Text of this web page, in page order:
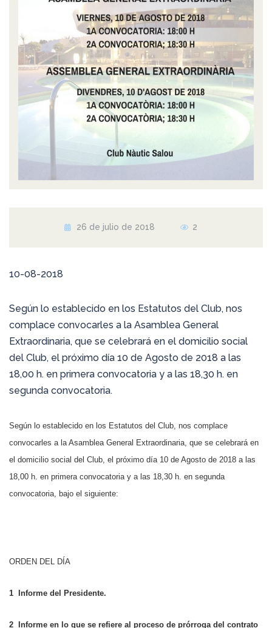
26 de julio de 2018 2
10-08-2018
Según lo establecido en los Estatutos del Club, nos
complace convocarles a la Asamblea General
Extraordinaria, que se celebrará en el domicilio social
del Club, el próximo día 10 de Agosto de 2018 a las
18,00 h. en primera convocatoria y a las 18,30 h. en
segunda convocatoria.
Según lo establecido en los Estatutos del Club, nos complace
convocarles a la Asamblea General Extraordinaria, que se celebrará en
el domicilio social del Club, el próximo día 10 de Agosto de 2018 a las
18,00 h. en primera convocatoria y a las 18,30 h. en segunda
convocatoria, bajo el siguiente:
ORDEN DEL DÍA
1 Informe del Presidente.
2 Informe en lo que se refiere al proceso de prórroga del contrato